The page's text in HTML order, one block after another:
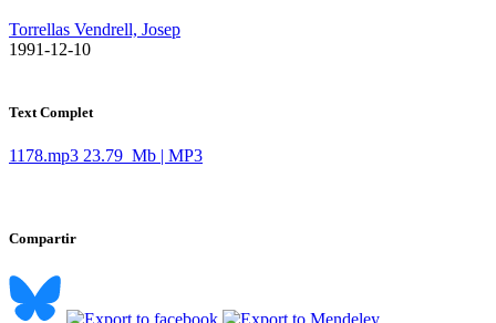
Torrellas Vendrell, Josep
​ 1991-12-10
Text Complet
1178.mp3 23.79 Mb | MP3
Compartir